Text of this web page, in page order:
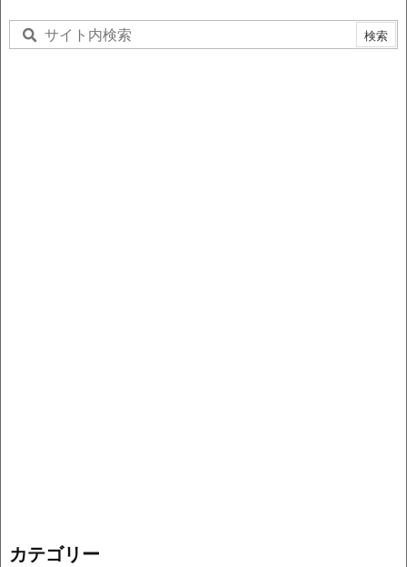
カテゴリー